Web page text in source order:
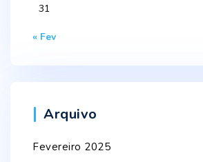
31
« Fev
Arquivo
Fevereiro 2025